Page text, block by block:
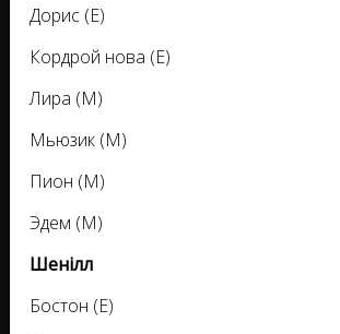
Дорис (Е)
Кордрой нова (Е)
Лира (М)
Мьюзик (М)
Пион (М)
Эдем (М)
Шенілл
Бостон (Е)